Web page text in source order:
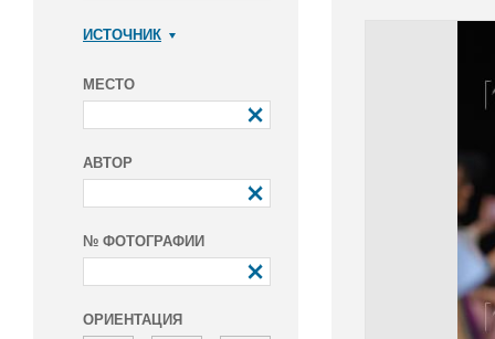
ИСТОЧНИК
МЕСТО
АВТОР
№ ФОТОГРАФИИ
ОРИЕНТАЦИЯ